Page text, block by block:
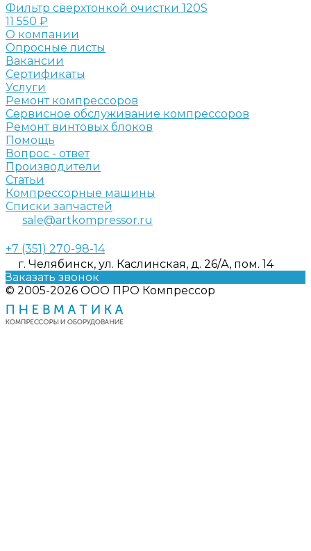
Фильтр сверхтонкой очистки 120S
11 550 ₽
О компании
Опросные листы
Вакансии
Сертификаты
Услуги
Ремонт компрессоров
Сервисное обслуживание компрессоров
Ремонт винтовых блоков
Помощь
Вопрос - ответ
Производители
Статьи
Компрессорные машины
Списки запчастей
sale@artkompressor.ru
+7 (351) 270-98-14
г. Челябинск, ул. Каслинская, д. 26/А, пом. 14
Заказать звонок
© 2005-2026 ООО ПРО Компрессор